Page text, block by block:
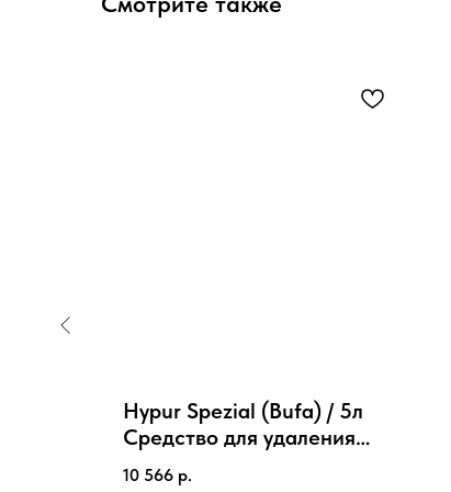
Hypur Spezial (Bufa) / 5л
Средство для удаления
пятен от пота, никотина,
10 566 р.